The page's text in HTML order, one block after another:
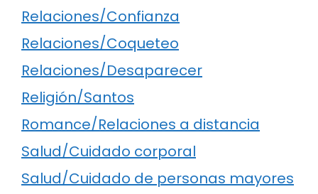
Relaciones/Confianza
Relaciones/Coqueteo
Relaciones/Desaparecer
Religión/Santos
Romance/Relaciones a distancia
Salud/Cuidado corporal
Salud/Cuidado de personas mayores